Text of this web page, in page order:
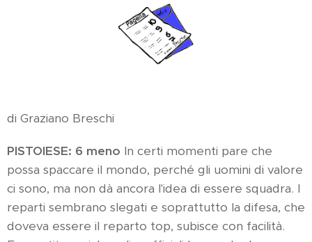
di Graziano Breschi
PISTOIESE: 6 meno In certi momenti pare che
possa spaccare il mondo, perché gli uomini di valore
ci sono, ma non dà ancora l'idea di essere squadra. I
reparti sembrano slegati e soprattutto la difesa, che
doveva essere il reparto top, subisce con facilità.